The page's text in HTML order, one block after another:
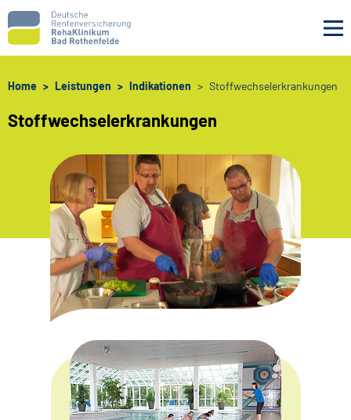
Navigation überspringen
Home Leistungen Indikationen Stoffwechselerkrankungen
Stoffwechselerkrankungen